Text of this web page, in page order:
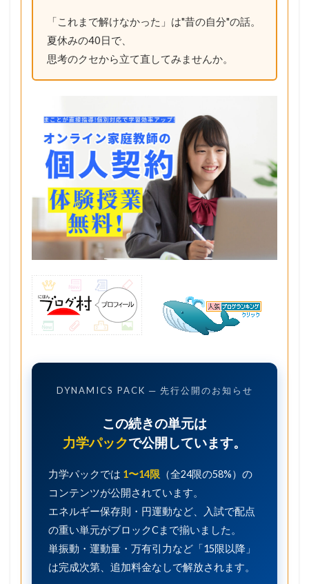
「これまで解けなかった」は"昔の自分"の話。
夏休みの40日で、
思考のクセから立て直してみませんか。
DYNAMICS PACK ─ 先行公開のお知らせ
この続きの単元は
力学パックで公開しています。
力学パックでは 1〜14限 （全24限の58%）の
コンテンツが公開されています。
エネルギー保存則・円運動など、入試で配点
の重い単元がブロックCまで揃いました。
単振動・運動量・万有引力など「15限以降」
は完成次第、追加料金なしで解放されます。